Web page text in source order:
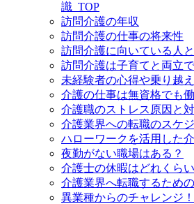
識_TOP
訪問介護の年収
訪問介護の仕事の将来性
訪問介護に向いている人
訪問介護は子育てと両立
未経験者の心得や乗り越
介護の仕事は無資格でも
介護職のストレス原因と
介護業界への転職のスケ
ハローワークを活用した
夜勤がない職場はある？
介護士の休暇はどれくら
介護業界へ転職するため
異業種からのチャレンジ